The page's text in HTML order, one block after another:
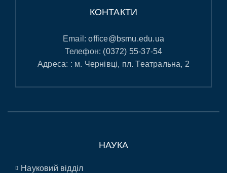
КОНТАКТИ
Email:office@bsmu.edu.ua
Телефон: (0372) 55-37-54
Адреса: : м. Чернівці, пл. Театральна, 2
НАУКА
Науковий відділ